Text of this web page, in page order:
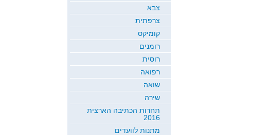
צבא
צרפתית
קומיקס
רומנים
רוסית
רפואה
שואה
שירה
תחרות הכתיבה הארצית
2016
מתנות לוועדים